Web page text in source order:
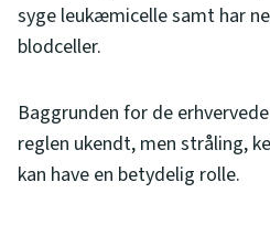
syge leukæmicelle samt har
blodceller.
Baggrunden for de
reglen ukendt, men stråling,
kan have en betydelig rolle.